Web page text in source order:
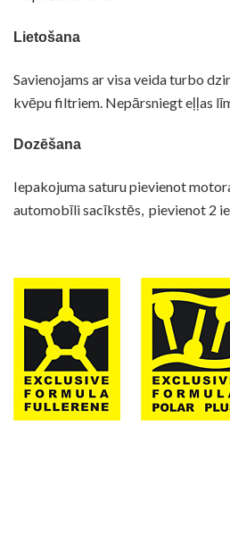
Lietošana
Savienojams ar visa veida turbo
kvēpu filtriem. Nepārsniegt eļļas
Dozēšana
Iepakojuma saturu pievienot
automobīli sacīkstēs, pievienot 2
Drošības datu lapa